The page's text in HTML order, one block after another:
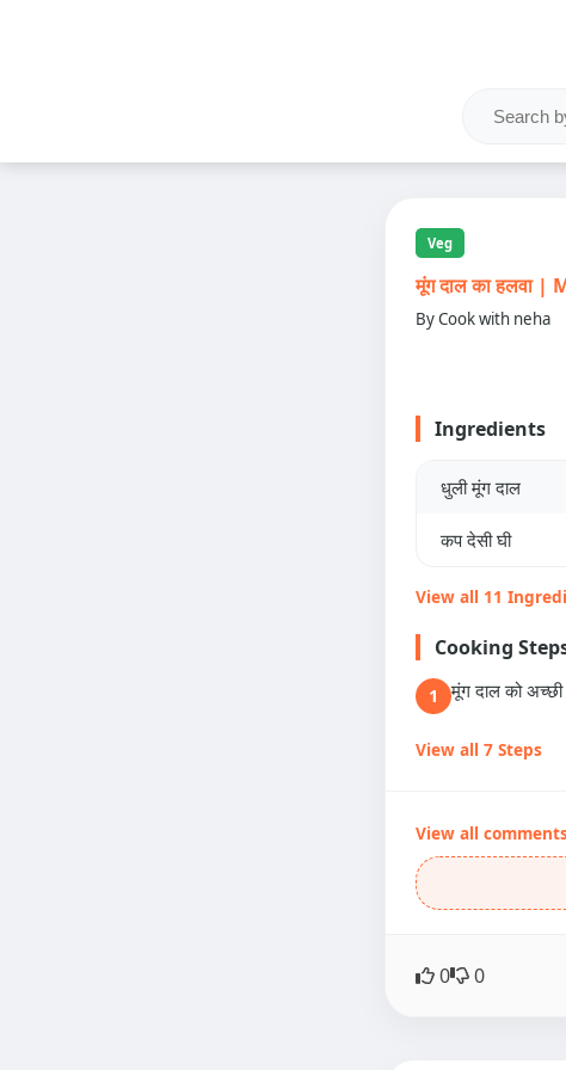
Veg
मूंग दाल का हलवा
By Cook with neha
Ingredients
धुली मूंग दाल
कप देसी घी
View all 11
Cooking
1 मूंग दाल को
View all 7 Steps
View all
0 0